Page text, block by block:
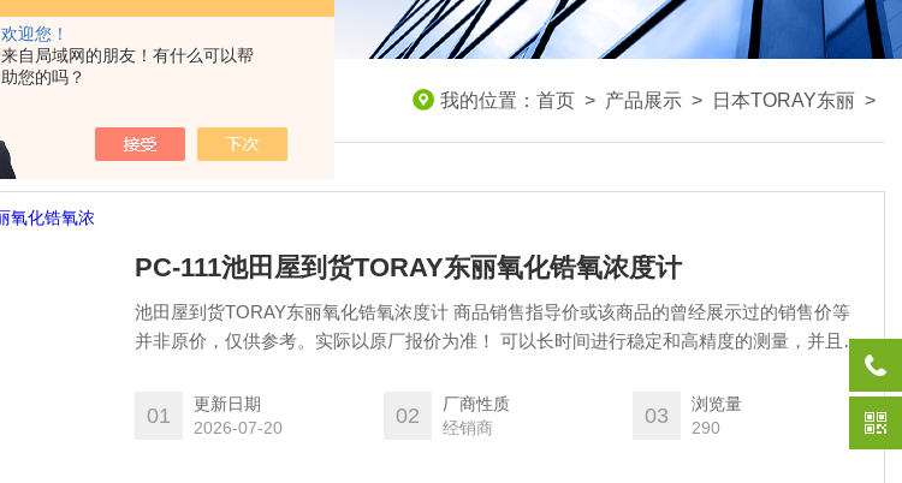
欢迎您！
来自局域网的朋友！有什么可以帮
助您的吗？
我的位置： 首页 > 产品展示 > 日本TORAY东丽 >
PC-111池田屋到货TORAY东丽氧化锆氧浓度计
池田屋到货TORAY东丽氧化锆氧浓度计 商品销售指导价或该商品的曾经展示过的销售价等
并非原价，仅供参考。实际以原厂报价为准！ 可以长时间进行稳定和高精度的测量，并且还
换部分分离，并将转换部分制成薄壁安装结构，可以将其安装在更优化的测量位置。操作也
很容易，可以并入各种处理中这很好的氧气浓度计。
01
更新日期
2026-07-20
02
厂商性质
经销商
03
浏览量
290